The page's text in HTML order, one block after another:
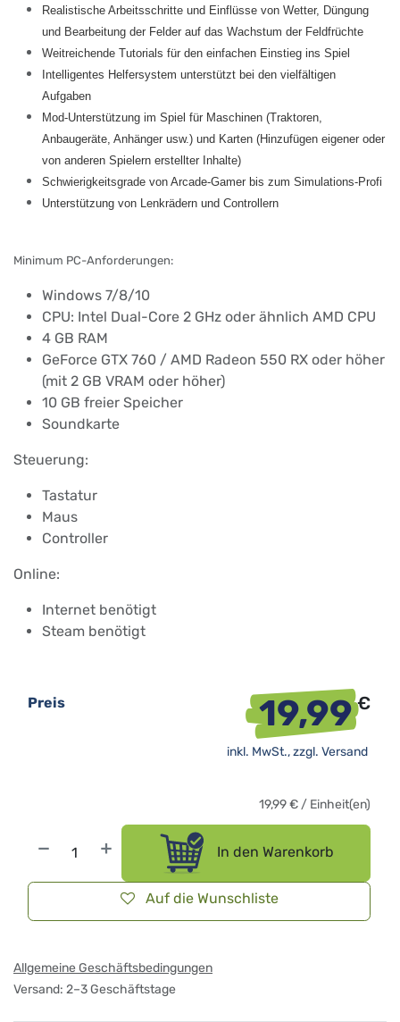
Realistische Arbeitsschritte und Einflüsse von Wetter, Düngung
und Bearbeitung der Felder auf das Wachstum der Feldfrüchte
Weitreichende Tutorials für den einfachen Einstieg ins Spiel
Intelligentes Helfersystem unterstützt bei den vielfältigen
Aufgaben
Mod-Unterstützung im Spiel für Maschinen (Traktoren,
Anbaugeräte, Anhänger usw.) und Karten (Hinzufügen eigener oder
von anderen Spielern erstellter Inhalte)
Schwierigkeitsgrade von Arcade-Gamer bis zum Simulations-Profi
Unterstützung von Lenkrädern und Controllern
Minimum PC-Anforderungen:
Windows 7/8/10
CPU: Intel Dual-Core 2 GHz oder ähnlich AMD CPU
4 GB RAM
GeForce GTX 760 / AMD Radeon 550 RX oder höher
(mit 2 GB VRAM oder höher)
10 GB freier Speicher
Soundkarte
Steuerung:
Tastatur
Maus
Controller
Online:
Internet benötigt
Steam benötigt
In den Warenkorb
Auf die Wunschliste
Preis 19,99€
inkl. MwSt., zzgl. Versand
19,99€ / Einheit(en)
Allgemeine Geschäftsbedingungen
Versand: 2–3 Geschäftstage